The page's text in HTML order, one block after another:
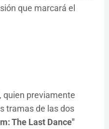
que marcará el
quien previamente
tramas de las dos
The Last Dance"